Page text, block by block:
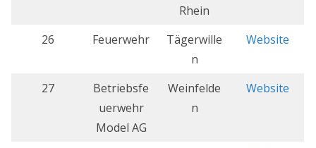
Rhein
26 Feuerwehr
Tägerwille
n
Website
27
Betriebsfe
uerwehr
Model AG
Weinfelde
n
Website